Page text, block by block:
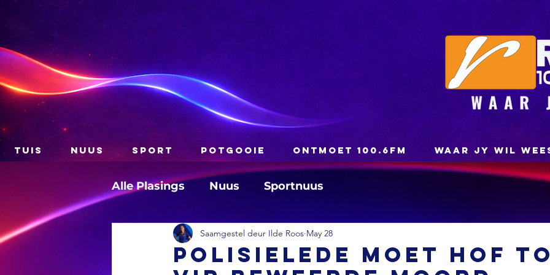
TUIS NUUS SPORT POTGOOIE ONTMOET 100.6FM WAAR JY WIL
Alle Plasings Nuus Sportnuus
Polisielede moet hof
Saamgestel deur Ilde Roos May 28